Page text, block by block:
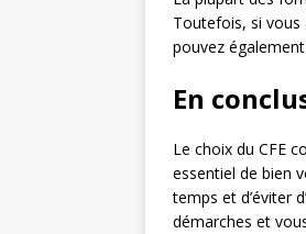
Toutefois, si vous
pouvez
En
Le choix du CFE
essentiel de bien
temps et d’éviter
démarches et